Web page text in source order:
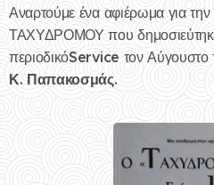
Αναρτούμε ένα αφιέρωμα για την
ΤΑΧΥΔΡΟΜΟΥ που
περιοδικόService τον Αύγουστο
Κ. Παπακοσμάς.